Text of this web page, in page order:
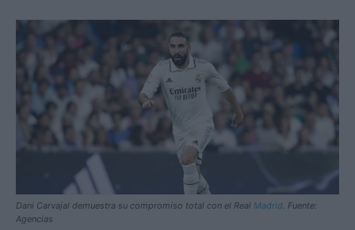
Dani Carvajal demuestra su compromiso total con el Real Madrid . Fuente:
Agencias